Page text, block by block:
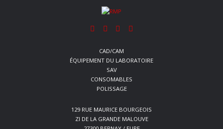
CAD/CAM
ÉQUIPEMENT DU LABORATOIRE
SAV
CONSOMABLES
POLISSAGE
129 RUE MAURICE BOURGEOIS
ZI DE LA GRANDE MALOUVE